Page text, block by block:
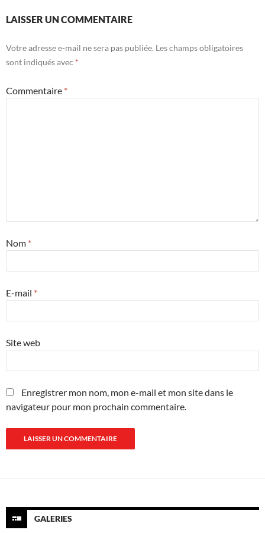
LAISSER UN COMMENTAIRE
Votre adresse e-mail ne sera pas publiée. Les champs obligatoires
sont indiqués avec *
Commentaire *
Nom *
E-mail *
Site web
Enregistrer mon nom, mon e-mail et mon site dans le
navigateur pour mon prochain commentaire.
GALERIES